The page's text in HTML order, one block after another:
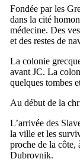
Fondée par les
dans la cité
médecine. Des
et des restes de
La colonie
avant JC. La
quelques tombes
Au début de la
L’arrivée des
la ville et les
proche de la côte,
Dubrovnik.